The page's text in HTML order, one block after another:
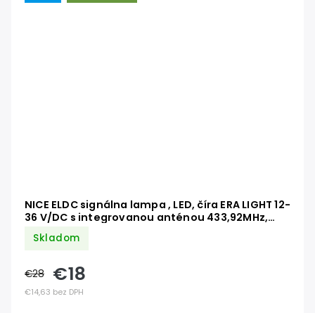
NICE ELDC signálna lampa , LED, číra ERA LIGHT 12-
36 V/DC s integrovanou anténou 433,92MHz,
155x130mm, náhrada za ELB a EL24
Skladom
€14,63 bez DPH
€28 €18